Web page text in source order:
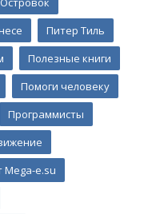
Питер Тиль
Полезные книги
Помоги человеку
Программисты
Mega-e.su